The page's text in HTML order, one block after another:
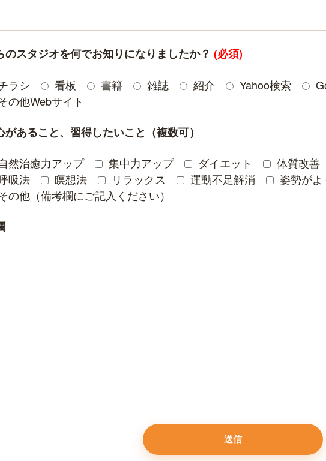
のスタジオを何でお知りになりましたか？ (必須)
ラシ
看板 書籍 雑誌 紹介 Yahoo検索
の他Webサイト
があること、習得したいこと（複数可）
然治癒力アップ
集中力アップ ダイエット 体質改善
吸法
瞑想法 リラックス 運動不足解消
姿勢が
の他（備考欄にご記入ください）